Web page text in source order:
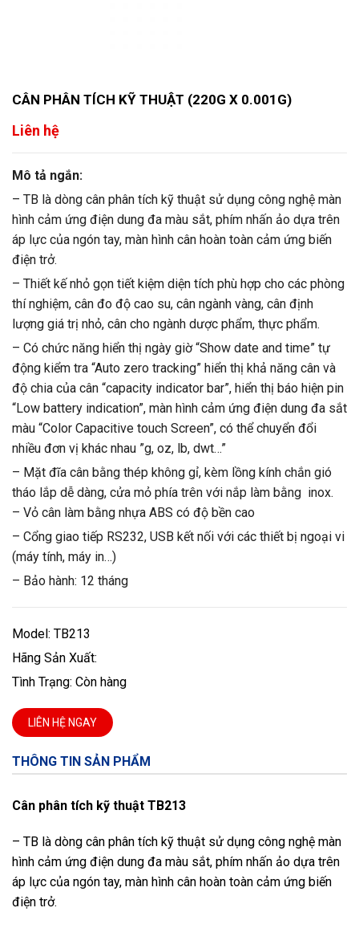
CÂN PHÂN TÍCH KỸ THUẬT (220G X 0.001G)
Liên hệ
Mô tả ngắn:
– TB là dòng cân phân tích kỹ thuật sử dụng công nghệ màn
hình cảm ứng điện dung đa màu sắt, phím nhấn ảo dựa trên
áp lực của ngón tay, màn hình cân hoàn toàn cảm ứng biến
điện trở.
– Thiết kế nhỏ gọn tiết kiệm diện tích phù hợp cho các phòng
thí nghiệm, cân đo độ cao su, cân ngành vàng, cân định
lượng giá trị nhỏ, cân cho ngành dược phẩm, thực phẩm.
– Có chức năng hiển thị ngày giờ “Show date and time” tự
động kiểm tra “Auto zero tracking” hiển thị khả năng cân và
độ chia của cân “capacity indicator bar”, hiển thị báo hiện pin
“Low battery indication”, màn hình cảm ứng điện dung đa sắt
màu “Color Capacitive touch Screen”, có thể chuyển đổi
nhiều đơn vị khác nhau ”g, oz, lb, dwt…”
– Mặt đĩa cân bằng thép không gỉ, kèm lồng kính chắn gió
tháo lắp dễ dàng, cửa mỏ phía trên với nắp làm bằng inox.
– Vỏ cân làm bằng nhựa ABS có độ bền cao
– Cổng giao tiếp RS232, USB kết nối với các thiết bị ngoại vi
(máy tính, máy in…)
– Bảo hành: 12 tháng
Model: TB213
Hãng Sản Xuất:
Tình Trạng: Còn hàng
LIÊN HỆ NGAY
THÔNG TIN SẢN PHẨM
Cân phân tích kỹ thuật TB213
– TB là dòng cân phân tích kỹ thuật sử dụng công nghệ màn
hình cảm ứng điện dung đa màu sắt, phím nhấn ảo dựa trên
áp lực của ngón tay, màn hình cân hoàn toàn cảm ứng biến
điện trở.